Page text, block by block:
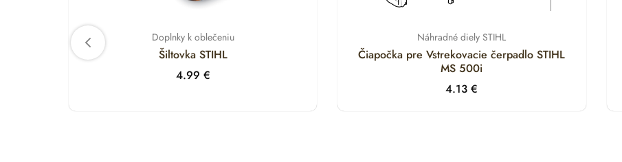
Doplnky k oblečeniu
Šiltovka STIHL
4.99 €
Náhradné diely STIHL
Čiapočka pre Vstrekovacie čerpadlo STIHL
MS 500i
4.13€